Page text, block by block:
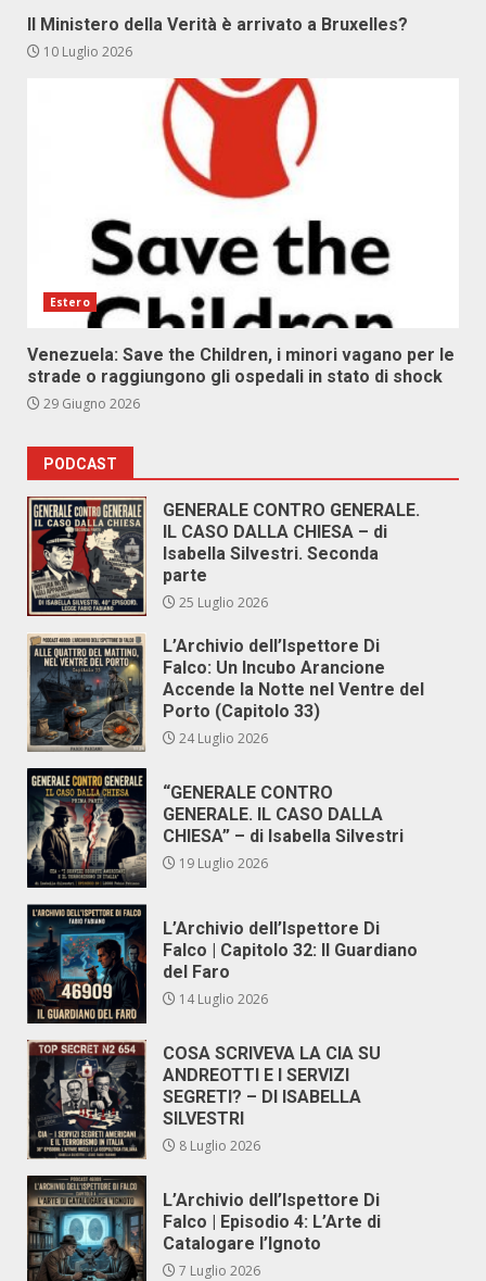
Il Ministero della Verità è arrivato a Bruxelles?
10 Luglio 2026
Estero
Venezuela: Save the Children, i minori vagano per le
strade o raggiungono gli ospedali in stato di shock
29 Giugno 2026
PODCAST
GENERALE CONTRO GENERALE.
IL CASO DALLA CHIESA – di
Isabella Silvestri. Seconda
parte
25 Luglio 2026
L’Archivio dell’Ispettore Di
Falco: Un Incubo Arancione
Accende la Notte nel Ventre del
Porto (Capitolo 33)
24 Luglio 2026
“GENERALE CONTRO
GENERALE. IL CASO DALLA
CHIESA” – di Isabella Silvestri
19 Luglio 2026
L’Archivio dell’Ispettore Di
Falco | Capitolo 32: Il Guardiano
del Faro
14 Luglio 2026
COSA SCRIVEVA LA CIA SU
ANDREOTTI E I SERVIZI
SEGRETI? – DI ISABELLA
SILVESTRI
8 Luglio 2026
L’Archivio dell’Ispettore Di
Falco | Episodio 4: L’Arte di
Catalogare l’Ignoto
7 Luglio 2026